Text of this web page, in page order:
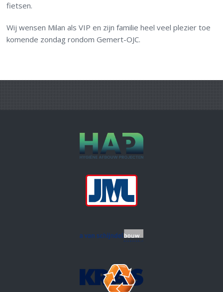
fietsen.
Wij wensen Milan als VIP en zijn familie heel veel plezier toe
komende zondag rondom Gemert-OJC.